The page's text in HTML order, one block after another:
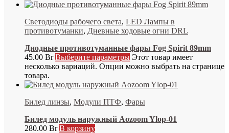
Светодиоды рабочего света, LED Лампы в
противотуманки, Дневные ходовые огни DRL
Диодные противотуманные фары Fog Spirit 89mm
45.00 Br Выберите параметры Этот товар имеет
несколько вариаций. Опции можно выбрать на странице
товара.
Билед линзы, Модули ПТФ, Фары
Билед модуль наружный Aozoom Ylop-01
280.00 Br В корзину